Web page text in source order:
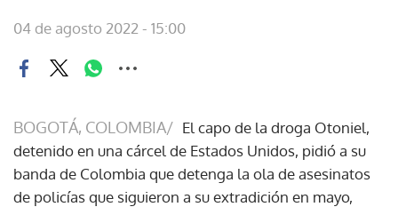
04 de agosto 2022 - 15:00
BOGOTÁ, COLOMBIA/ El capo de la droga Otoniel,
detenido en una cárcel de Estados Unidos, pidió a su
banda de Colombia que detenga la ola de asesinatos
de policías que siguieron a su extradición en mayo,